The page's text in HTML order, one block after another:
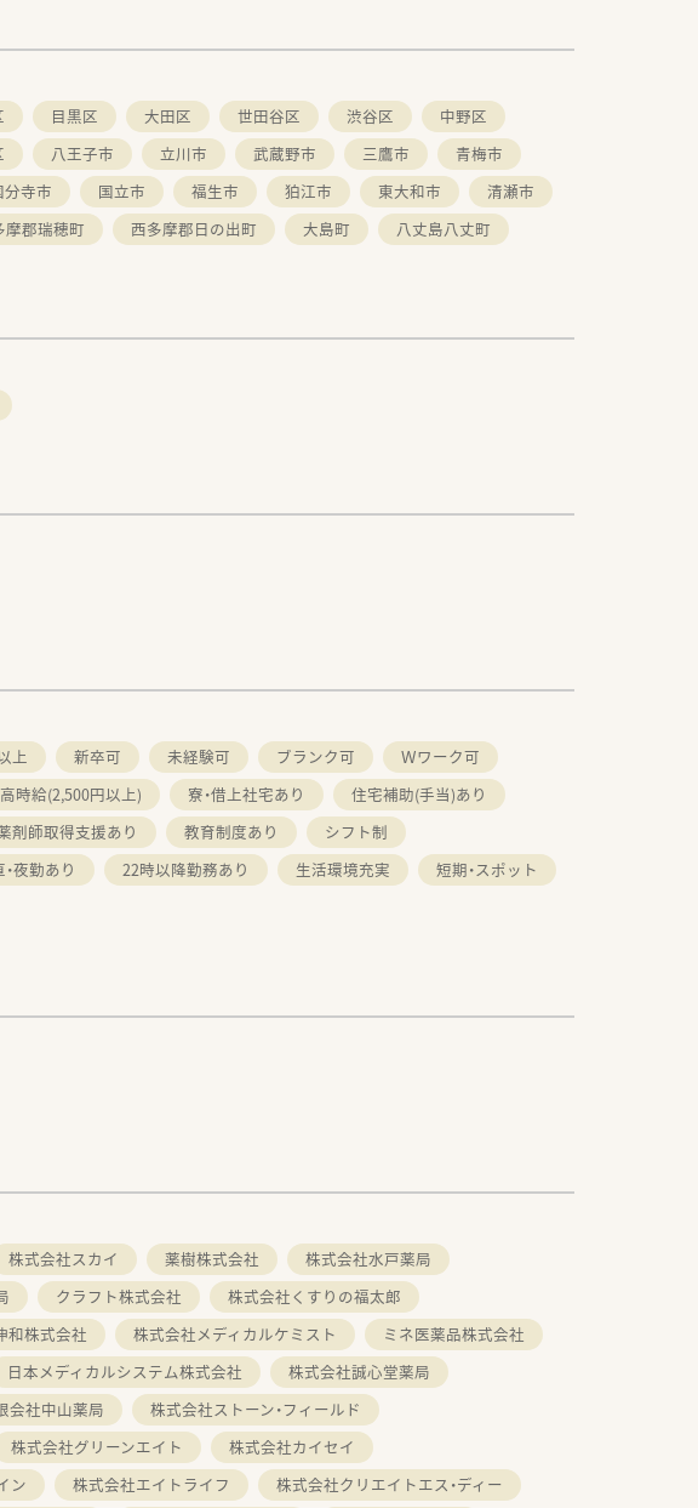
目黒区 大田区 世田谷区 渋谷区
中野区
八王子市 立川市 武蔵野市 三鷹市
青梅市
分寺市 国立市 福生市 狛江市 東大和市
清瀬市
摩郡瑞穂町 西多摩郡日の出町 大島町 八丈島八丈町
上 新卒可 未経験可 ブランク可
Ｗワーク可
高時給(2,500円以上) 寮・借上社宅あり
住宅補助(手当)あり
剤師取得支援あり 教育制度あり
シフト制
夜勤あり 22時以降勤務あり 生活環境充実
短期・スポット
株式会社スカイ 薬樹株式会社
株式会社水戸薬局
クラフト株式会社
株式会社くすりの福太郎
和株式会社 株式会社メディカルケミスト
ミネ医薬品株式会社
日本メディカルシステム株式会社
株式会社誠心堂薬局
会社中山薬局
株式会社ストーン・フィールド
株式会社グリーンエイト
株式会社カイセイ
ン 株式会社エイトライフ
株式会社クリエイトエス・ディー